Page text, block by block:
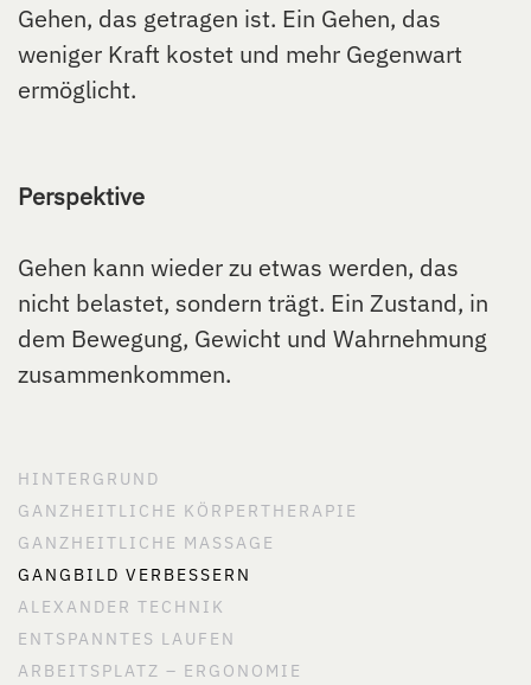
Gehen, das getragen ist. Ein Gehen, das
weniger Kraft kostet und mehr Gegenwart
ermöglicht.
Perspektive
Gehen kann wieder zu etwas werden, das
nicht belastet, sondern trägt. Ein Zustand, in
dem Bewegung, Gewicht und Wahrnehmung
zusammenkommen.
HINTERGRUND
GANZHEITLICHE KÖRPERTHERAPIE
GANZHEITLICHE MASSAGE
GANGBILD VERBESSERN
ALEXANDER TECHNIK
ENTSPANNTES LAUFEN
ARBEITSPLATZ – ERGONOMIE